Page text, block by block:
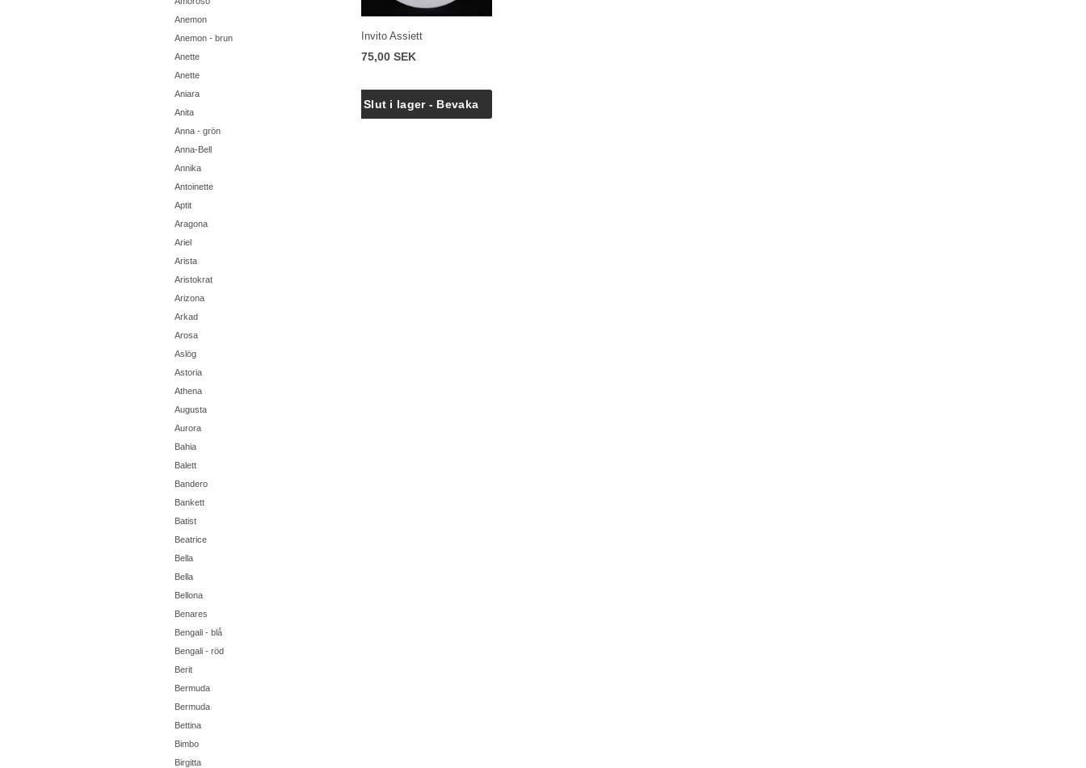
Anemon
Anemon - brun
Anette
Anette
Aniara
Anita
Anna - grön
Anna-Bell
Annika
Antoinette
Aptit
Aragona
Ariel
Arista
Aristokrat
Arizona
Arkad
Arosa
Aslög
Astoria
Athena
Augusta
Aurora
Bahia
Balett
Bandero
Bankett
Batist
Beatrice
Bella
Bella
Bellona
Benares
Bengali - blå
Bengali - röd
Berit
Bermuda
Bermuda
Bettina
Bimbo
Birgitta
Invito Assiett
75,00 SEK